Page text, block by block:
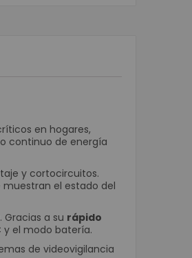
en hogares,
continuo de energía
y cortocircuitos.
el estado del
a su rápido
y el modo batería.
de videovigilancia